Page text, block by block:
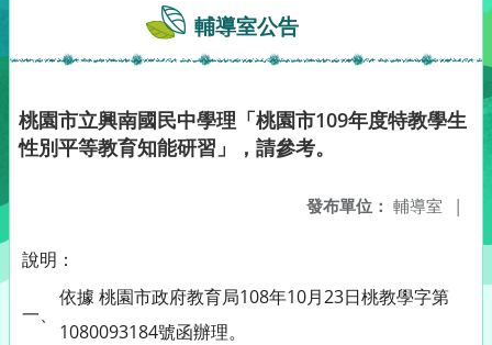
輔導室公告
桃園市立興南國民中學理「桃園市109年度特教學生
性別平等教育知能研習」，請參考。
發布單位： 輔導室 |
說明：
一、
依據 桃園市政府教育局108年10月23日桃教學字第
1080093184號函辦理。